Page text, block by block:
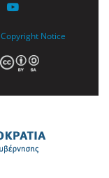
Copyright Notice